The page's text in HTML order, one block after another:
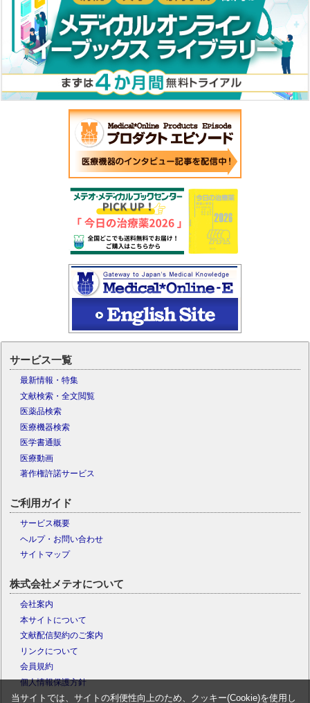
サービス一覧
最新情報・特集
文献検索・全文閲覧
医薬品検索
医療機器検索
医学書通販
医療動画
著作権許諾サービス
ご利用ガイド
サービス概要
ヘルプ・お問い合わせ
サイトマップ
株式会社メテオについて
会社案内
本サイトについて
文献配信契約のご案内
リンクについて
会員規約
個人情報保護方針
当サイトでは、サイトの利便性向上のため、クッキー(Cookie)を使用し